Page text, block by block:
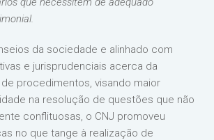
da sociedade e alinhado com
e jurisprudenciais acerca da
procedimentos, visando maior
na resolução de questões que não
conflituosas, o CNJ promoveu
no que tange à realização de